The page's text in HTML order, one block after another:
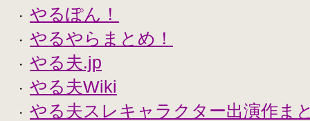
・ やるぽん！
・ やるやらまとめ！
・ やる夫.jp
・ やる夫Wiki
・ やる夫スレキャラクター出演作ま